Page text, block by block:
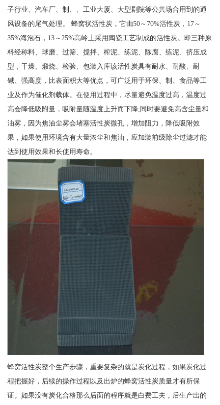
子行业、汽车厂、制、、工业大厦、大型剧院等公共场合用到的通
风设备的尾气处理。 蜂窝状活性炭，它由50～70%活性炭，17～
35%海泡石，13～25%高岭土采用陶瓷工艺制成的活性炭。即三种原
料经称料、球磨、过筛、搅拌、榨泥、练泥、陈腐、练泥、挤压成
型，干燥、煅烧、检验、包装入库该活性炭具有耐水、耐酸、耐
碱、强高度，比表面积大等优点，可广泛用于环保、制、食品等工
业及作为催化剂载体。在使用过程中，尽量避免温度过高，温度过
高会降低吸附量，吸附量随温度上升而下降;同时要避免高含尘量和
油雾，因为焦油尘雾会堵塞活性炭微孔，增加阻力，降低吸附效
果，如果使用环境含有大量浓尘和焦油，应加装前级除尘过滤才能
达到使用效果和长使用寿命。
蜂窝活性炭整个生产步骤，重要复杂的就是炭化过程，如果炭化过
程把握好，后续的操作过程以及出炉的蜂窝活性炭质量才有所保
证。如果没有炭化合格那么后面的程序就是白费工夫，后生产出的